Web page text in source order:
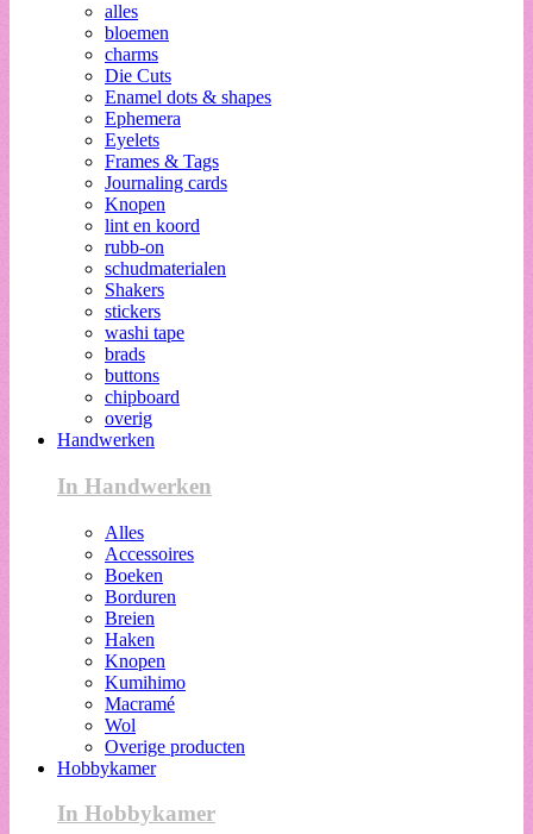
alles
bloemen
charms
Die Cuts
Enamel dots & shapes
Ephemera
Eyelets
Frames & Tags
Journaling cards
Knopen
lint en koord
rubb-on
schudmaterialen
Shakers
stickers
washi tape
brads
buttons
chipboard
overig
Handwerken
In Handwerken
Alles
Accessoires
Boeken
Borduren
Breien
Haken
Knopen
Kumihimo
Macramé
Wol
Overige producten
Hobbykamer
In Hobbykamer